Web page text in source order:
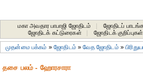
மகா அவதார பாபாஜி ஜோதிடம் ஜோதிடப்
ஜோதிடக் கட்டுரைகள்
ஜோதிடக் குறிப்புகள்
முதன்மை பக்கம் »ஜோதிடம் »வேத ஜோதிடம் »
தசை பலம் - ஹோரசாரா